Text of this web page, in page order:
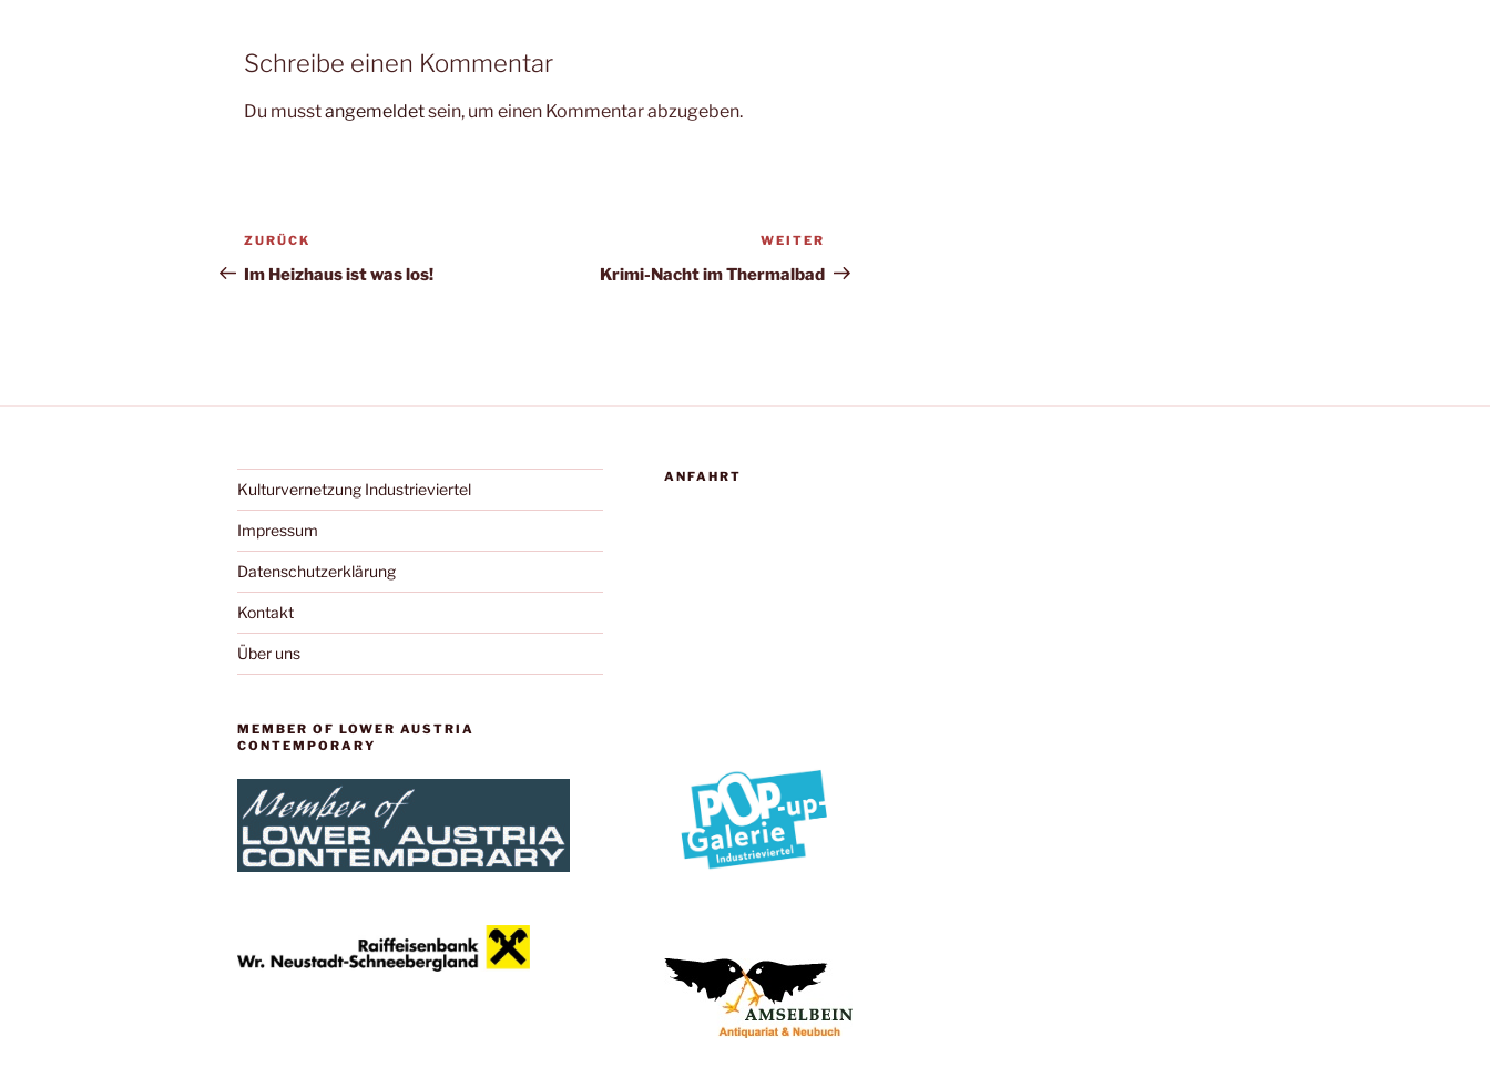
Schreibe einen Kommentar
Du musstangemeldetsein, um einen Kommentar abzugeben.
Beitragsnavigation
Vorheriger
Beitrag
ZURÜCK
Im Heizhaus ist was los!
Beitrag
WEITER
Krimi-Nacht im Thermalbad
Kulturvernetzung Industrieviertel
Impressum
Datenschutzerklärung
Kontakt
Über uns
MEMBER OF LOWER AUSTRIA
CONTEMPORARY
ANFAHRT